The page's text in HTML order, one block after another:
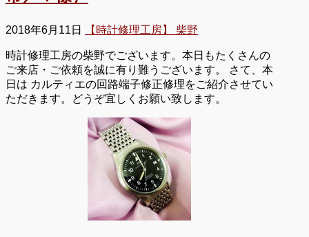
2018年6月11日 【時計修理工房】 柴野
時計修理工房の柴野でございます。本日もたくさんの
ご来店・ご依頼を誠に有り難うございます。 さて、本
日は カルティエの回路端子修正修理をご紹介させてい
ただきます。どうぞ宜しくお願い致します。